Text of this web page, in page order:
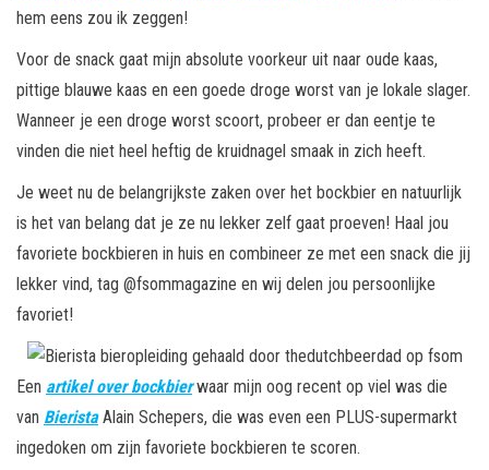
hem eens zou ik zeggen!
Voor de snack gaat mijn absolute voorkeur uit naar oude kaas,
pittige blauwe kaas en een goede droge worst van je lokale slager.
Wanneer je een droge worst scoort, probeer er dan eentje te
vinden die niet heel heftig de kruidnagel smaak in zich heeft.
Je weet nu de belangrijkste zaken over het bockbier en natuurlijk
is het van belang dat je ze nu lekker zelf gaat proeven! Haal jou
favoriete bockbieren in huis en combineer ze met een snack die jij
lekker vind, tag @fsommagazine en wij delen jou persoonlijke
favoriet!
Een artikel over bockbierwaar mijn oog recent op viel was die
van BieristaAlain Schepers, die was even een PLUS-supermarkt
ingedoken om zijn favoriete bockbieren te scoren.